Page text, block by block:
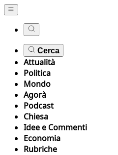
Cerca
Attualità
Politica
Mondo
Agorà
Podcast
Chiesa
Idee e Commenti
Economia
Rubriche